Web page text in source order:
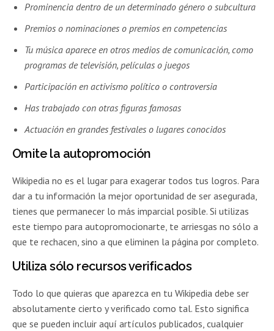
Prominencia dentro de un determinado género o subcultura
Premios o nominaciones o premios en competencias
Tu música aparece en otros medios de comunicación, como
programas de televisión, películas o juegos
Participación en activismo político o controversia
Has trabajado con otras figuras famosas
Actuación en grandes festivales o lugares conocidos
Omite la autopromoción
Wikipedia no es el lugar para exagerar todos tus logros. Para
dar a tu información la mejor oportunidad de ser asegurada,
tienes que permanecer lo más imparcial posible. Si utilizas
este tiempo para autopromocionarte, te arriesgas no sólo a
que te rechacen, sino a que eliminen la página por completo.
Utiliza sólo recursos verificados
Todo lo que quieras que aparezca en tu Wikipedia debe ser
absolutamente cierto y verificado como tal. Esto significa
que se pueden incluir aquí artículos publicados, cualquier